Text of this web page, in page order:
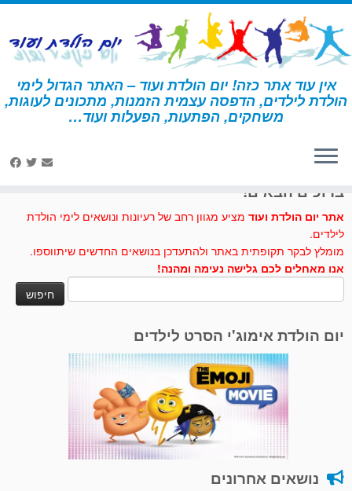
דלג
לתוכן
אין עוד אתר כזה! יום הולדת ועוד – האתר הגדול לימי
הולדת לילדים, הדפסה עצמית הזמנות, מתכונים לעוגות,
משחקים, הפתעות, הפעלות ועוד… דף הבית » רמזור
ברוכים הבאים!
אתר יום הולדת ועוד מציע מגוון רחב של רעיונות ונושאים לימי הולדת
לילדים.
מומלץ לבקר תקופתית באתר ולהתעדכן בנושאים החדשים שיתווספו.
אנו מאחלים לכם גלישה נעימה ומהנה!
יום הולדת אימוג'י הסרט לילדים
נושאים אחרונים